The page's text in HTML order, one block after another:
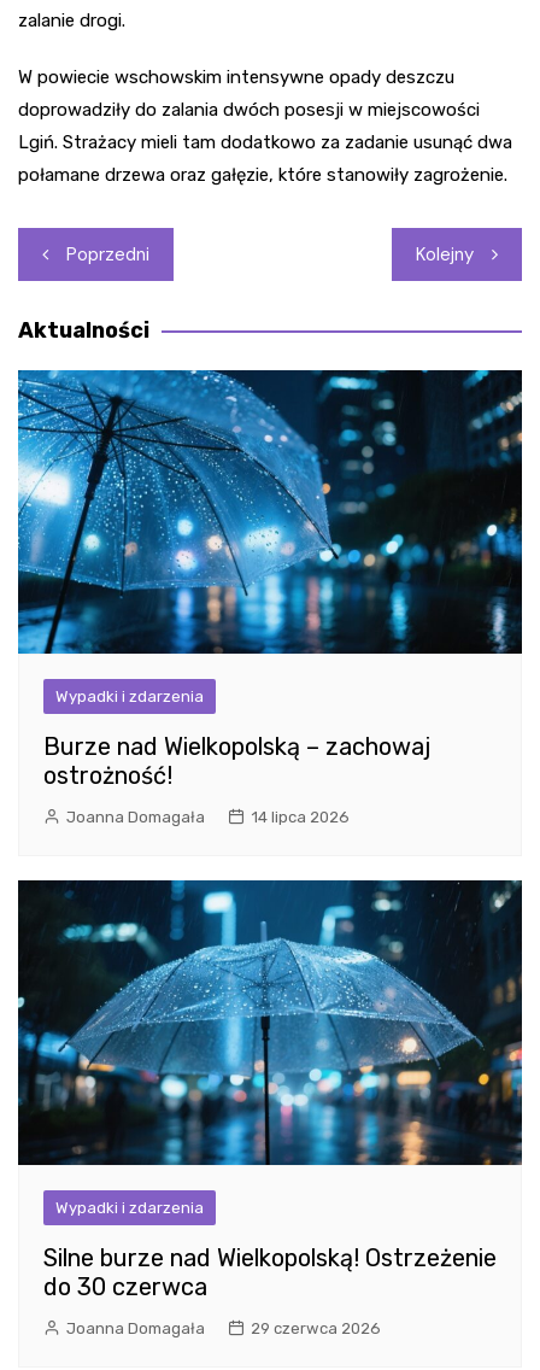
zalanie drogi.
W powiecie wschowskim intensywne opady deszczu
doprowadziły do zalania dwóch posesji w miejscowości
Lgiń. Strażacy mieli tam dodatkowo za zadanie usunąć dwa
połamane drzewa oraz gałęzie, które stanowiły zagrożenie.
Nawigacja
wpisu
Poprzedni Kolejny
Aktualności
Wypadki i zdarzenia
Burze nad Wielkopolską – zachowaj
ostrożność!
Joanna Domagała 14 lipca 2026
Wypadki i zdarzenia
Silne burze nad Wielkopolską! Ostrzeżenie
do 30 czerwca
Joanna Domagała 29 czerwca 2026